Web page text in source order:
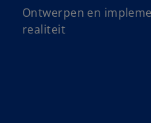
Ontwerpen en
realiteit